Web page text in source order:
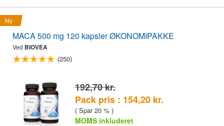
Ny
MACA 500 mg 120 kapsler ØKONOMIPAKKE
Ved BIOVEA
(250)
192,70 kr.
Pack pris : 154,20 kr.
( Spar 20 % )
MOMS inkluderet